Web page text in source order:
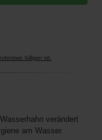
billiger ist.
verändert
am Wasser.